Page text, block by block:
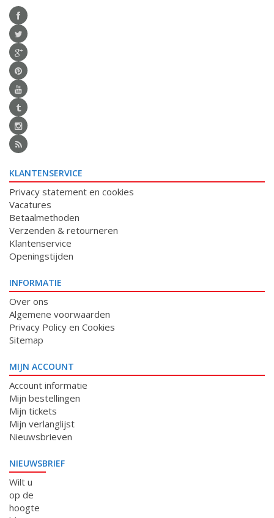
KLANTENSERVICE
Privacy statement en cookies
Vacatures
Betaalmethoden
Verzenden & retourneren
Klantenservice
Openingstijden
INFORMATIE
Over ons
Algemene voorwaarden
Privacy Policy en Cookies
Sitemap
MIJN ACCOUNT
Account informatie
Mijn bestellingen
Mijn tickets
Mijn verlanglijst
Nieuwsbrieven
NIEUWSBRIEF
Wilt u
op de
hoogte